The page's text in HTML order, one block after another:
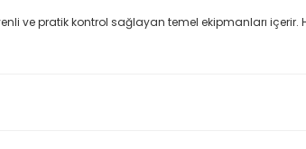
ve pratik kontrol sağlayan temel ekipmanları içerir.